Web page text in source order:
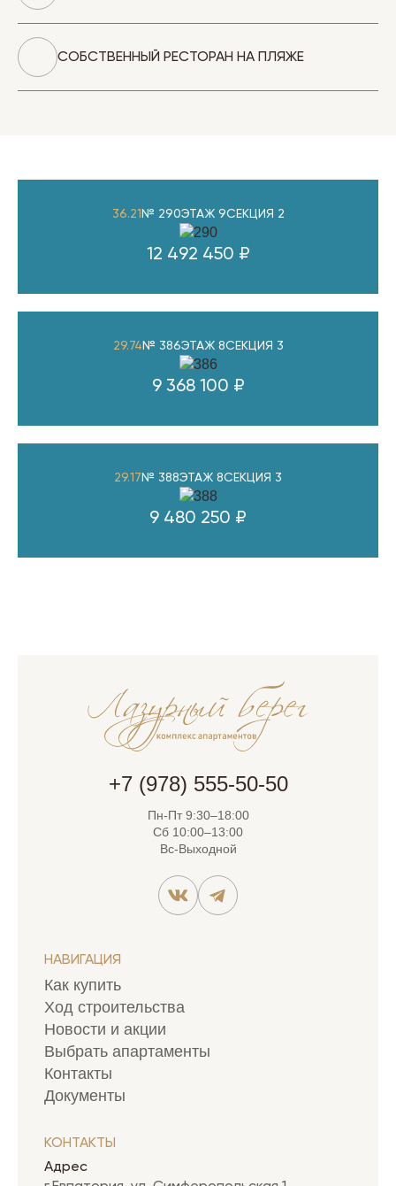
СОБСТВЕННЫЙ РЕСТОРАН НА ПЛЯЖЕ
36.21 № 290ЭТАЖ 9СЕКЦИЯ 2
12 492 450 ₽
29.74 № 386ЭТАЖ 8СЕКЦИЯ 3
9 368 100 ₽
29.17 № 388ЭТАЖ 8СЕКЦИЯ 3
9 480 250 ₽
НАВИГАЦИЯ
Как купить
Ход строительства
Новости и акции
Выбрать апартаменты
Контакты
Документы
+7 (978) 555-50-50
Пн-Пт 9:30–18:00
Сб 10:00–13:00
Вс-Выходной
КОНТАКТЫ
Адрес